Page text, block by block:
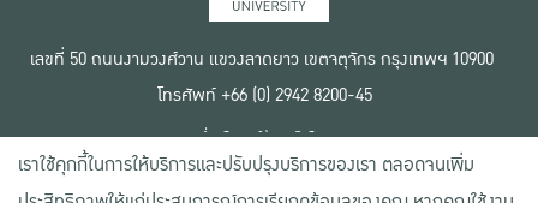
เลขที่ 50 ถนนงามวงศ์วาน แขวงลาดยาว เขตจตุจักร กรุงเทพฯ 10900
โทรศัพท์ +66 (0) 2942 8200-45
เงื่อนไขการใช้งานเว็บไซต์
ข้อตกลงด้านสิทธิ์ใช้งาน
นโยบายความเป็นส่วนตัว
เราใช้คุกกี้ในการให้บริการและปรับปรุงบริการของเรา ตลอดจนเพิ่ม